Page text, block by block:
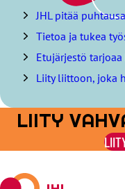
i
a
s
s
l
l
s
u
JHL pitää
Tietoa ja tukea
Etujärjestö
Liity liittoon, joka
LIITY